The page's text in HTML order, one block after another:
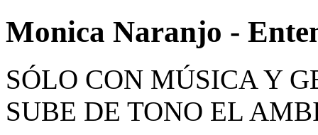
Monica Naranjo -
SÓLO CON MÚSICA Y
SUBE DE TONO EL